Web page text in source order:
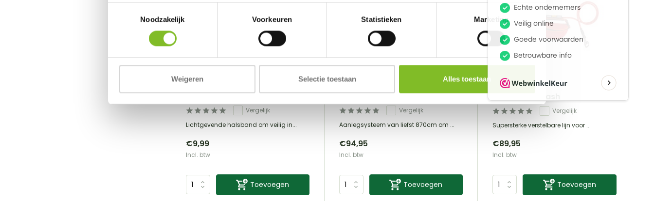
Noodzakelijk
Voorkeuren Statistieken Marketing
Weigeren Selectie toestaan Alles toestaan
Trixie
Lichtgevende halsband
Vergelijk
Lichtgevende halsband om veilig in...
€9,99
Incl. btw
Toevoegen
RUFFWEAR
Knot a Hitch
Vergelijk
Aanlegsysteem van liefst 870cm om ...
€94,95
Incl. btw
Toevoegen
RUFFWEAR
Vergelijk
Supersterke verstelbare lijn voor ...
€89,95
Incl. btw
Toevoegen